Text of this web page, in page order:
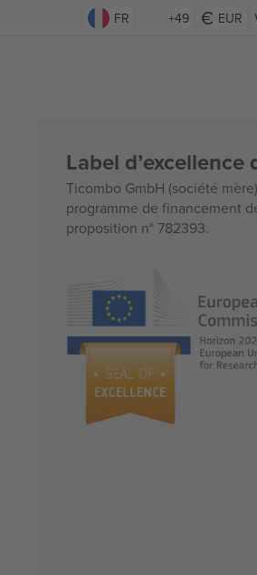
FR +49 EUR
Label
Ticombo GmbH (société
programme de financement
proposition n° 782393.